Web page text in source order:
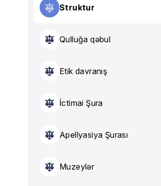
Struktur
Qulluğa qəbul
Etik davranış
İctimai Şura
Apellyasiya Şurası
Muzeylər